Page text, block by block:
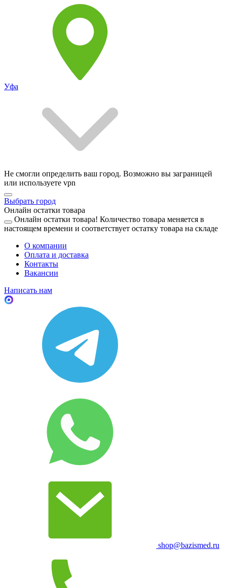
Уфа
Не смогли определить ваш город. Возможно вы заграницей
или используете vpn
Выбрать город
Онлайн остатки товара
Онлайн остатки товара! Количество товара меняется в
настоящем времени и соответствует остатку товара на складе
О компании
Оплата и доставка
Контакты
Вакансии
Написать нам
shop@bazismed.ru